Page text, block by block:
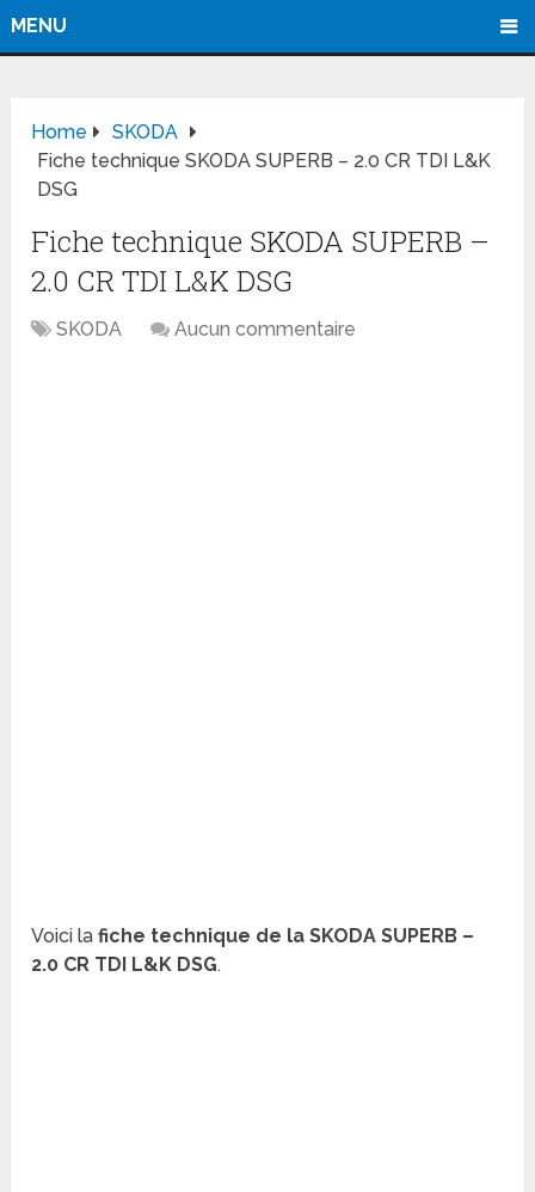
MENU
Home
SKODA
Fiche technique SKODA SUPERB – 2.0 CR TDI L&K
DSG
Fiche technique SKODA SUPERB –
2.0 CR TDI L&K DSG
SKODA Aucun commentaire
Voici la fiche technique de la SKODA SUPERB –
2.0 CR TDI L&K DSG.